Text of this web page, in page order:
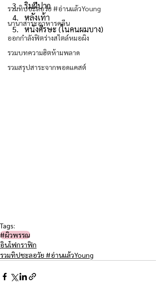
รวมทิปชะลอวัย #อ่านแล้วYoung
นานาสาระอาหารคลีน
ออกกำลังฟิตร่างสไตล์หมอผิง
รวมบทความฮิตห้ามพลาด
รวมสรุปสาระจากพอดแคสต์
ริมฝีปาก
หลังเท้า
หนังศีรษะ (ในคนผมบาง)
Tags:
#ผิวพรรณ
อินโฟกราฟิก
รวมทิปชะลอวัย #อ่านแล้วYoung